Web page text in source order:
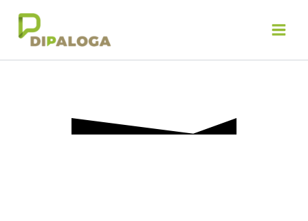
contenido